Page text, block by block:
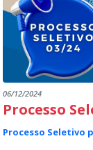
06/12/2024
Processo
Processo Seletivo